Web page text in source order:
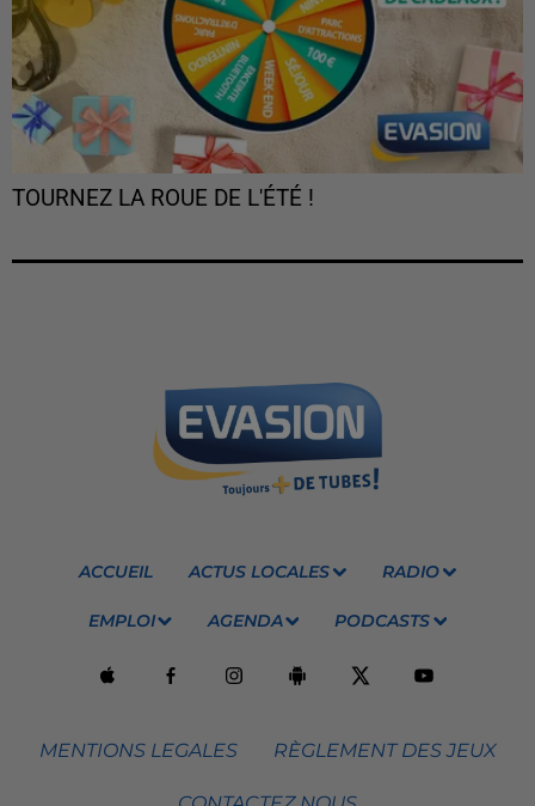
TOURNEZ LA ROUE DE L'ÉTÉ !
ACCUEIL ACTUS LOCALES RADIO
EMPLOI AGENDA PODCASTS
MENTIONS LEGALES RÈGLEMENT DES JEUX